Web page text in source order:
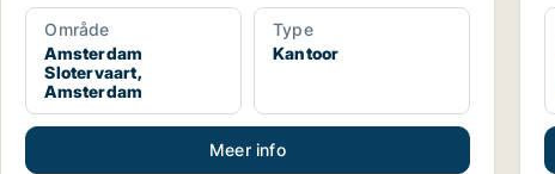
Område
Amsterdam
Slotervaart,
Amsterdam
Type
Kantoor
Meer info